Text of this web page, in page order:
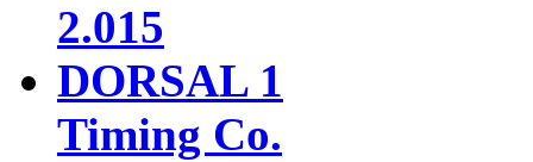
2.015
DORSAL 1
Timing Co.